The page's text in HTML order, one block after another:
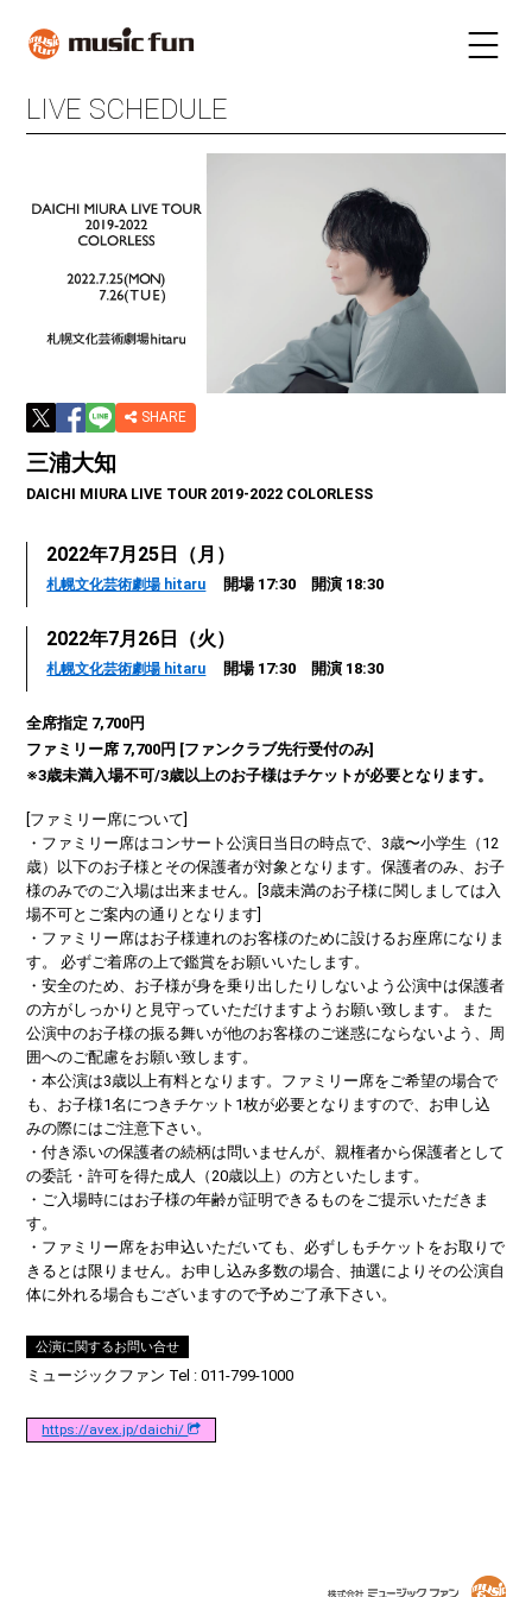
LIVE SCHEDULE
FUN RADIO TALENT
MAIL MAGAZINE
LIVE SCHEDULE
SHARE
三浦大知
DAICHI MIURA LIVE TOUR 2019-2022 COLORLESS
2022年7月25日（月）
札幌文化芸術劇場 hitaru 開場 17:30 開演 18:30
2022年7月26日（火）
札幌文化芸術劇場 hitaru 開場 17:30 開演 18:30
全席指定 7,700円
ファミリー席 7,700円 [ファンクラブ先行受付のみ]
※3歳未満入場不可/3歳以上のお子様はチケットが必要となります。
[ファミリー席について]
・ファミリー席はコンサート公演日当日の時点で、3歳〜小学生（12
歳）以下のお子様とその保護者が対象となります。保護者のみ、お子
様のみでのご入場は出来ません。[3歳未満のお子様に関しましては入
場不可とご案内の通りとなります]
・ファミリー席はお子様連れのお客様のために設けるお座席になりま
す。 必ずご着席の上で鑑賞をお願いいたします。
・安全のため、お子様が身を乗り出したりしないよう公演中は保護者
の方がしっかりと見守っていただけますようお願い致します。 また
公演中のお子様の振る舞いが他のお客様のご迷惑にならないよう、周
囲へのご配慮をお願い致します。
・本公演は3歳以上有料となります。ファミリー席をご希望の場合で
も、お子様1名につきチケット1枚が必要となりますので、お申し込
みの際にはご注意下さい。
・付き添いの保護者の続柄は問いませんが、親権者から保護者として
の委託・許可を得た成人（20歳以上）の方といたします。
・ご入場時にはお子様の年齢が証明できるものをご提示いただきま
す。
・ファミリー席をお申込いただいても、必ずしもチケットをお取りで
きるとは限りません。お申し込み多数の場合、抽選によりその公演自
体に外れる場合もございますので予めご了承下さい。
公演に関するお問い合せ
ミュージックファン Tel : 011-799-1000
https://avex.jp/daichi/